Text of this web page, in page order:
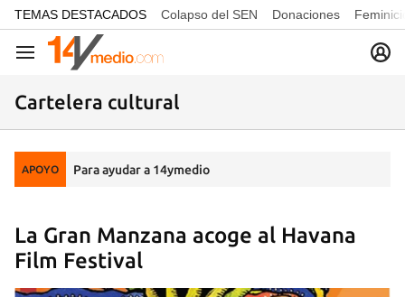
common.go-to-content
TEMAS DESTACADOS Colapso del SEN Donaciones
Navegación
Cartelera cultural
APOYO Para ayudar a 14ymedio
La Gran Manzana acoge al Havana
Film Festival